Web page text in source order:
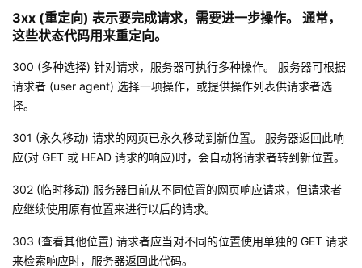
3xx (重定向) 表示要完成请求，需要进一步操作。 通常，
这些状态代码用来重定向。
300 (多种选择) 针对请求，服务器可执行多种操作。 服务器可根据
请求者 (user agent) 选择一项操作，或提供操作列表供请求者选
择。
301 (永久移动) 请求的网页已永久移动到新位置。 服务器返回此响
应(对 GET 或 HEAD 请求的响应)时，会自动将请求者转到新位置。
302 (临时移动) 服务器目前从不同位置的网页响应请求，但请求者
应继续使用原有位置来进行以后的请求。
303 (查看其他位置) 请求者应当对不同的位置使用单独的 GET 请求
来检索响应时，服务器返回此代码。